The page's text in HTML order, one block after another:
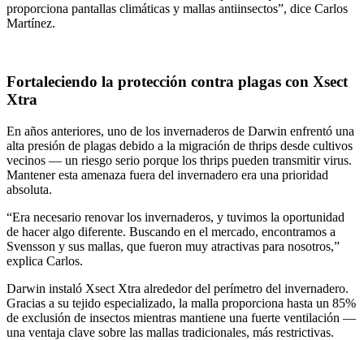
proporciona pantallas climáticas y mallas antiinsectos”, dice Carlos
Martínez.
Fortaleciendo la protección contra plagas con Xsect
Xtra
En años anteriores, uno de los invernaderos de Darwin enfrentó una
alta presión de plagas debido a la migración de thrips desde cultivos
vecinos — un riesgo serio porque los thrips pueden transmitir virus.
Mantener esta amenaza fuera del invernadero era una prioridad
absoluta.
“Era necesario renovar los invernaderos, y tuvimos la oportunidad
de hacer algo diferente. Buscando en el mercado, encontramos a
Svensson y sus mallas, que fueron muy atractivas para nosotros,”
explica Carlos.
Darwin instaló Xsect Xtra alrededor del perímetro del invernadero.
Gracias a su tejido especializado, la malla proporciona hasta un 85%
de exclusión de insectos mientras mantiene una fuerte ventilación —
una ventaja clave sobre las mallas tradicionales, más restrictivas.